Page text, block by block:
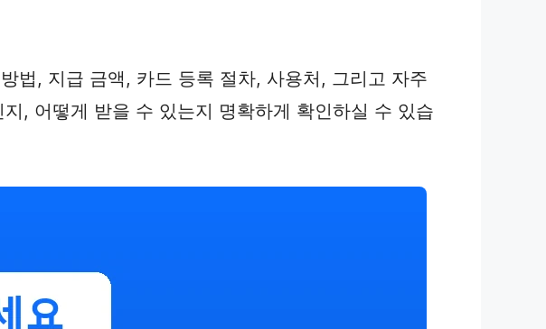
법, 지급 금액, 카드 등록 절차, 사용처, 그리고 자주
, 어떻게 받을 수 있는지 명확하게 확인하실 수 있습